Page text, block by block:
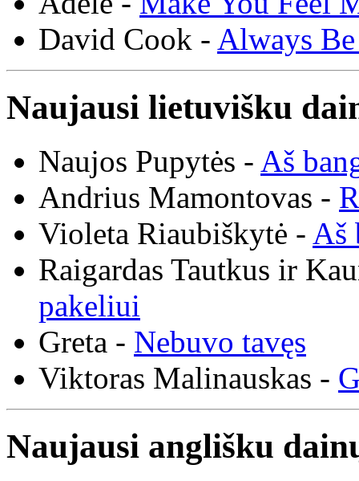
David Cook - Always
Naujausi lietuvišku
Naujos Pupytės - Aš
Andrius Mamontovas -
Violeta Riaubiškytė - Aš
Raigardas Tautkus ir
pakeliui
Greta - Nebuvo tavęs
Viktoras Malinauskas -
Naujausi anglišku